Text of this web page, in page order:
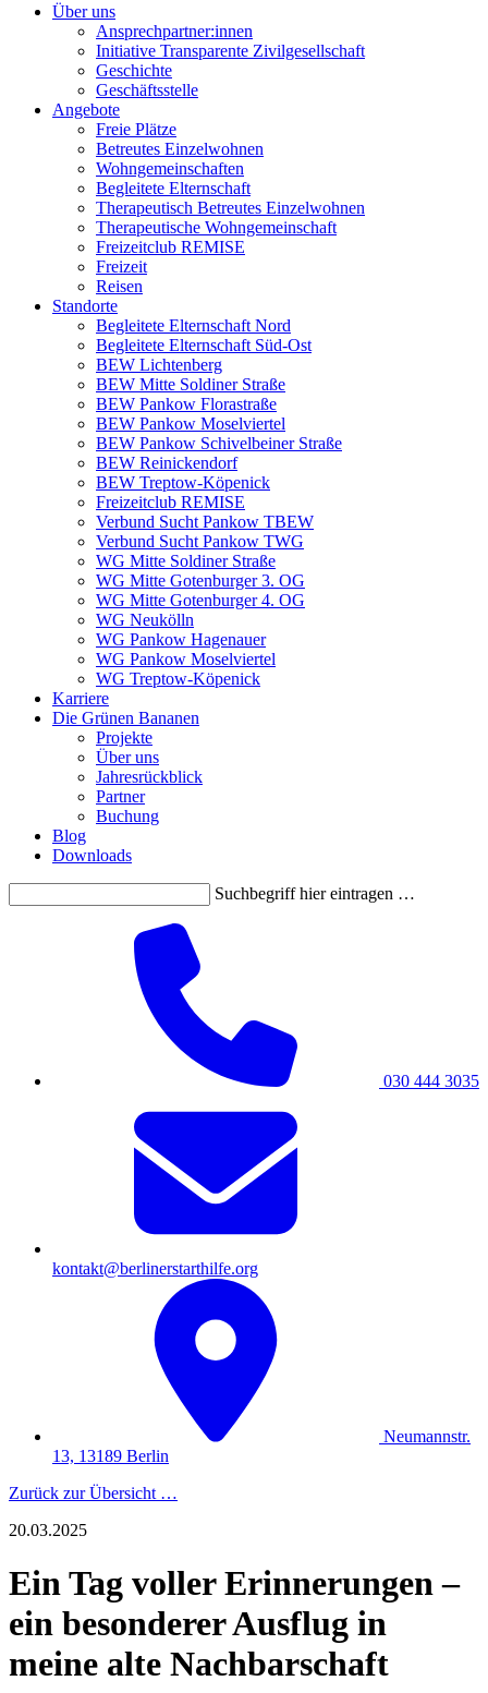
Über uns
Ansprechpartner:innen
Initiative Transparente Zivilgesellschaft
Geschichte
Geschäftsstelle
Angebote
Freie Plätze
Betreutes Einzelwohnen
Wohngemeinschaften
Begleitete Elternschaft
Therapeutisch Betreutes Einzelwohnen
Therapeutische Wohngemeinschaft
Freizeitclub REMISE
Freizeit
Reisen
Standorte
Begleitete Elternschaft Nord
Begleitete Elternschaft Süd-Ost
BEW Lichtenberg
BEW Mitte Soldiner Straße
BEW Pankow Florastraße
BEW Pankow Moselviertel
BEW Pankow Schivelbeiner Straße
BEW Reinickendorf
BEW Treptow-Köpenick
Freizeitclub REMISE
Verbund Sucht Pankow TBEW
Verbund Sucht Pankow TWG
WG Mitte Soldiner Straße
WG Mitte Gotenburger 3. OG
WG Mitte Gotenburger 4. OG
WG Neukölln
WG Pankow Hagenauer
WG Pankow Moselviertel
WG Treptow-Köpenick
Karriere
Die Grünen Bananen
Projekte
Über uns
Jahresrückblick
Partner
Buchung
Blog
Downloads
Suchbegriff hier eintragen …
030 444 3035
kontakt@berlinerstarthilfe.org
Neumannstr.
13, 13189 Berlin
Zurück zur Übersicht …
20.03.2025
Ein Tag voller Erinnerungen –
ein besonderer Ausflug in
meine alte Nachbarschaft